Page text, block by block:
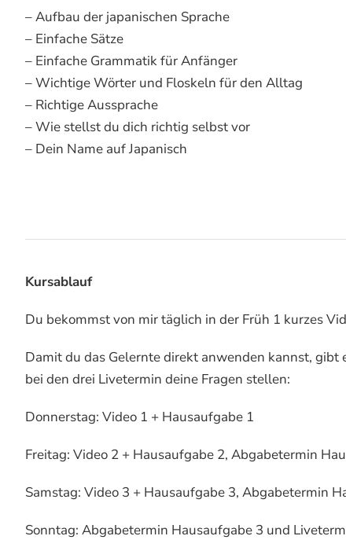
– Aufbau der japanischen Sprache
– Einfache Sätze
– Einfache Grammatik für Anfänger
– Wichtige Wörter und Floskeln für den Alltag
– Richtige Aussprache
– Wie stellst du dich richtig selbst vor
– Dein Name auf Japanisch
Kursablauf
Du bekommst von mir täglich in der Früh 1 kurzes
Damit du das Gelernte direkt anwenden kannst,
bei den drei Livetermin deine Fragen stellen:
Donnerstag: Video 1 + Hausaufgabe 1
Freitag: Video 2 + Hausaufgabe 2, Abgabetermin
Samstag: Video 3 + Hausaufgabe 3, Abgabetermin
Sonntag: Abgabetermin Hausaufgabe 3 und